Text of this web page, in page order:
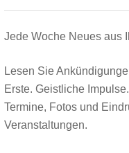
Jede Woche Neues aus
Lesen Sie
Erste. Geistliche
Termine, Fotos und
Veranstaltungen.